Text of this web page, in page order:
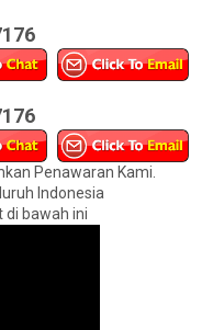
Penawaran Kami.
Indonesia
di bawah ini